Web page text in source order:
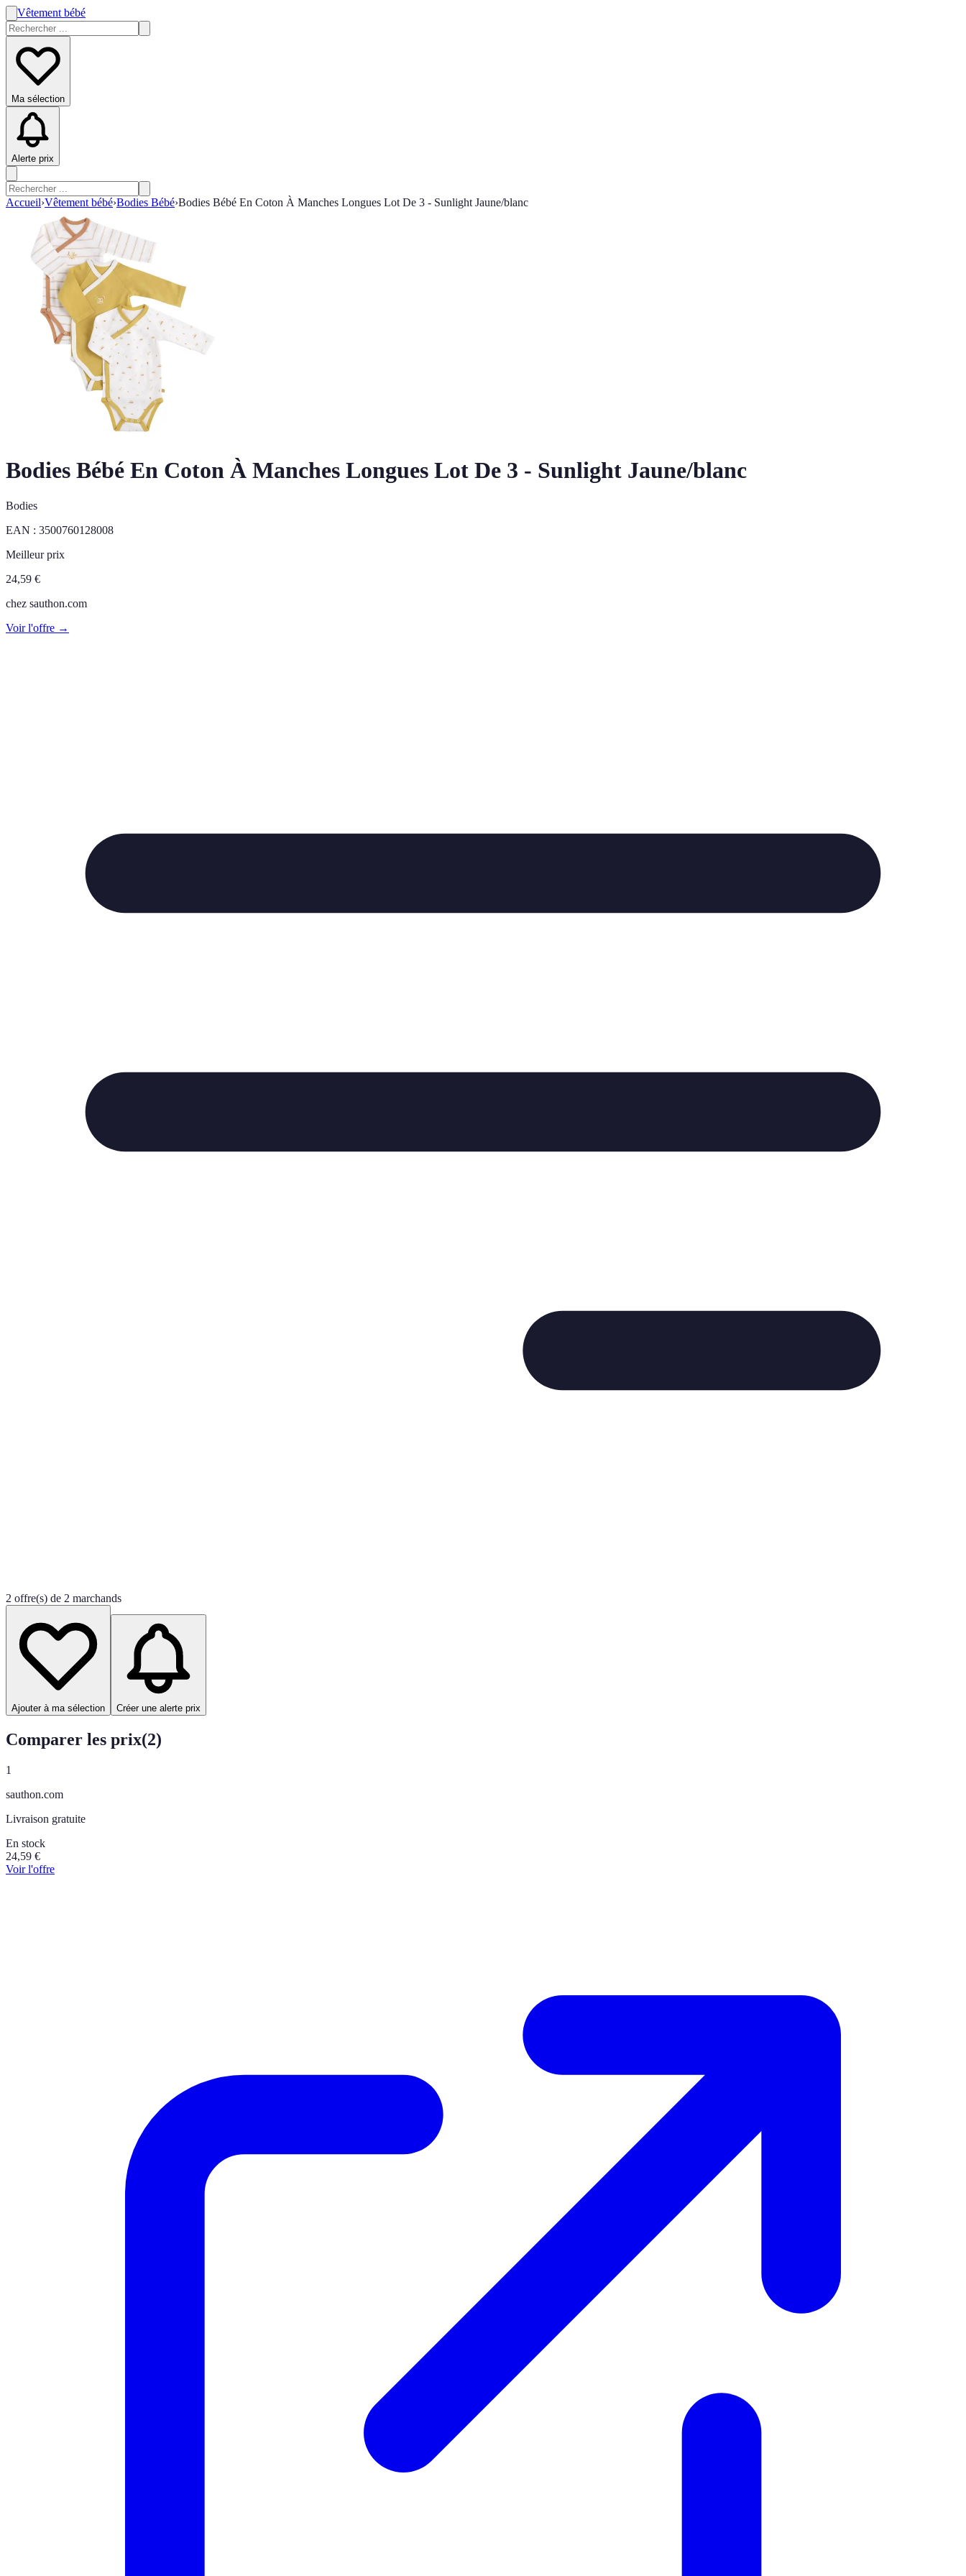
Vêtement bébé
Ma sélection
Alerte prix
Accueil›Vêtement bébé›Bodies Bébé›Bodies Bébé En Coton À Manches Longues Lot De 3 - Sunlight Jaune/blanc
Bodies Bébé En Coton À Manches Longues Lot De 3 - Sunlight Jaune/blanc
Bodies
EAN : 3500760128008
Meilleur prix
24,59 €
chez sauthon.com
Voir l'offre →
2 offre(s) de 2 marchands
Ajouter à ma sélection Créer une alerte prix
Comparer les prix(2)
1
sauthon.com
Livraison gratuite
En stock
24,59 €
Voir l'offre